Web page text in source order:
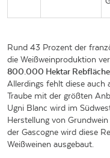
Rund 43 Prozent der
die Weißweinproduktion
800.000 Hektar Rebfläche
Allerdings fehlt diese auch
Traube mit der größten
Ugni Blanc wird im
Herstellung von
der Gascogne wird diese
Weißweinen ausgebaut.